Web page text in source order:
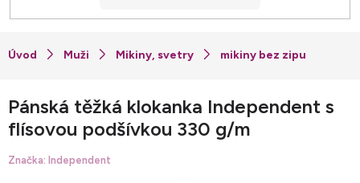
Muži Mikiny, svetry mikiny bez zipu
Pánská těžká klokanka Independent s
flísovou podšívkou 330 g/m
Značka: Independent